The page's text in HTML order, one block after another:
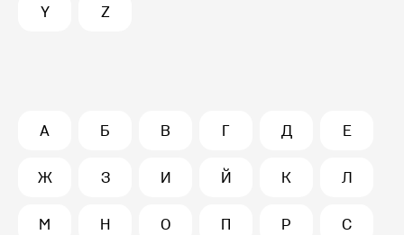
Y Z
А Б В Г Д Е
Ж З И Й К Л
М Н О П Р С